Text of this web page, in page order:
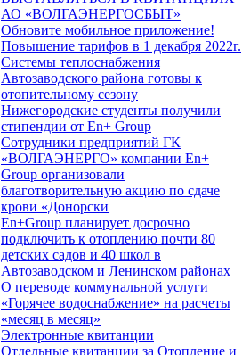
АО «ВОЛГАЭНЕРГОСБЫТ»
Обновите мобильное приложение!
Повышение тарифов в 1 декабря 2022г.
Системы теплоснабжения
Автозаводского района готовы к
отопительному сезону
Нижегородские студенты получили
стипендии от En+ Group
Сотрудники предприятий ГК
«ВОЛГАЭНЕРГО» компании En+
Group организовали
благотворительную акцию по сдаче
крови «Донорски
En+Group планирует досрочно
подключить к отоплению почти 80
детских садов и 40 школ в
Автозаводском и Ленинском районах
О переводе коммунальной услуги
«Горячее водоснабжение» на расчеты
«месяц в месяц»
Электронные квитанции
Отдельные квитанции за Отопление и